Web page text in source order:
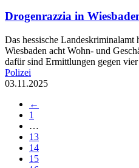
Drogenrazzia in
Das hessische Landeskriminalamt
Wiesbaden acht Wohn- und
dafür sind Ermittlungen gegen
Polizei
03.11.2025
←
1
…
13
14
15